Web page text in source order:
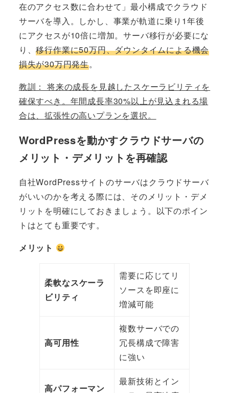
在のアクセス数に合わせて」最小構成でクラウド
サーバを導入。しかし、事業が軌道に乗り1年後
にアクセスが10倍に増加。サーバ移行が必要にな
り、移行作業に50万円、ダウンタイムによる機会
損失が30万円発生。
教訓： 将来の成長を見越したスケーラビリティを
確保すべき。年間成長率30%以上が見込まれる場
合は、拡張性の高いプランを選択。
WordPressを動かすクラウドサーバの
メリット・デメリットを再確認
自社WordPressサイトのサーバはクラウドサーバ
がいいのかを考える際には、そのメリット・デメ
リットを明確にしておきましょう。以下のポイン
トはとても重要です。
メリット
柔軟なスケーラ
ビリティ
需要に応じてリ
ソースを即座に
増減可能
高可用性
複数サーバでの
冗長構成で障害
に強い
高パフォーマン
最新技術とイン